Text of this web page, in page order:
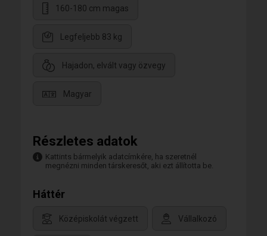
160-180 cm magas
Legfeljebb 83 kg
Hajadon, elvált vagy özvegy
Magyar
Részletes adatok
Kattints bármelyik adatcímkére, ha szeretnél
megnézni minden társkeresőt, aki ezt állította be.
Háttér
Középiskolát végzett Vállalkozó